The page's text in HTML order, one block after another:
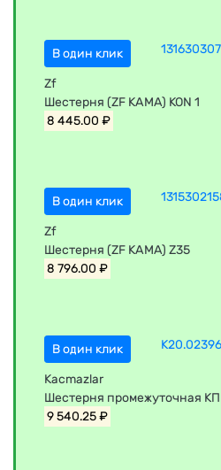
В один клик
Zf
Шестерня (ZF КАМА) KON 1
8 445.00 ₽
В один клик
Zf
Шестерня (ZF КАМА) Z35
8 796.00 ₽
В один клик K20.02396
Kacmazlar
Шестерня промежуточная
9 540.25 ₽